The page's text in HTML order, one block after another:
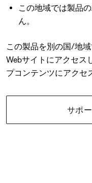
この地域では製品
ん。
この製品を別の国/地
Webサイトにアクセス
プコンテンツにアクセ
サポ